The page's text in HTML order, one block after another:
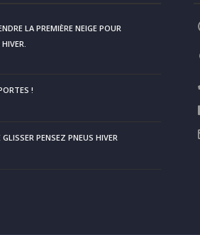
LA PREMIÈRE NEIGE POUR
!
PENSEZ PNEUS HIVER